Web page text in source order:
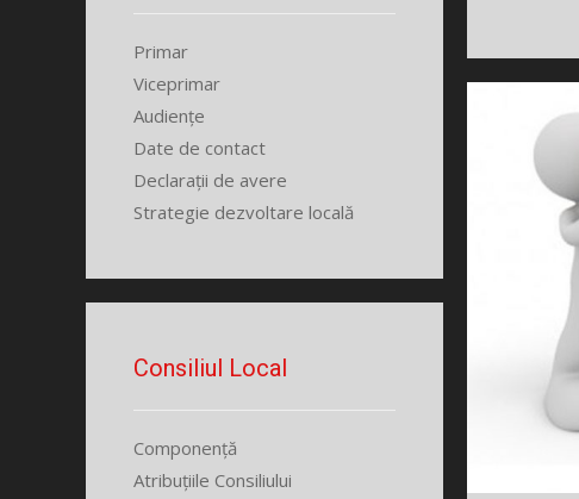
Primar
Viceprimar
Audiențe
Date de contact
Declarații de avere
Strategie dezvoltare locală
Consiliul Local
Componență
Atribuțiile Consiliului